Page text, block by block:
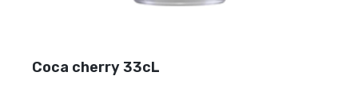
Coca cherry 33cL